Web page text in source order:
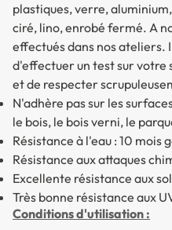
plastiques, verre,
ciré, lino, enrobé fermé. A
effectués dans nos ateliers.
d'effectuer un test sur
et de respecter
N'adhère pas sur les
le bois, le bois verni, le
Résistance à l'eau : 10 mois
Résistance aux attaques
Excellente résistance aux
Très bonne résistance aux
Conditions d'utilisation :